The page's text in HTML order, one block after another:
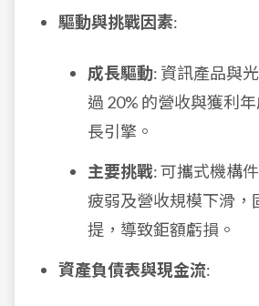
驅動與挑戰因素:
成長驅動: 資訊產品與
過 20% 的營收與獲利
長引擎。
主要挑戰: 可攜式機構
疲弱及營收規模下滑，
提，導致鉅額虧損。
資產負債表與現金流: